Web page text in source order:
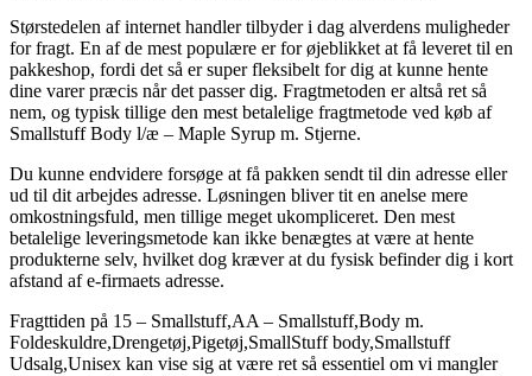
Størstedelen af internet handler tilbyder i dag alverdens muligheder
for fragt. En af de mest populære er for øjeblikket at få leveret til en
pakkeshop, fordi det så er super fleksibelt for dig at kunne hente
dine varer præcis når det passer dig. Fragtmetoden er altså ret så
nem, og typisk tillige den mest betalelige fragtmetode ved køb af
Smallstuff Body l/æ – Maple Syrup m. Stjerne.
Du kunne endvidere forsøge at få pakken sendt til din adresse eller
ud til dit arbejdes adresse. Løsningen bliver tit en anelse mere
omkostningsfuld, men tillige meget ukompliceret. Den mest
betalelige leveringsmetode kan ikke benægtes at være at hente
produkterne selv, hvilket dog kræver at du fysisk befinder dig i kort
afstand af e-firmaets adresse.
Fragttiden på 15 – Smallstuff,AA – Smallstuff,Body m.
Foldeskuldre,Drengetøj,Pigetøj,SmallStuff body,Smallstuff
Udsalg,Unisex kan vise sig at være ret så essentiel om vi mangler